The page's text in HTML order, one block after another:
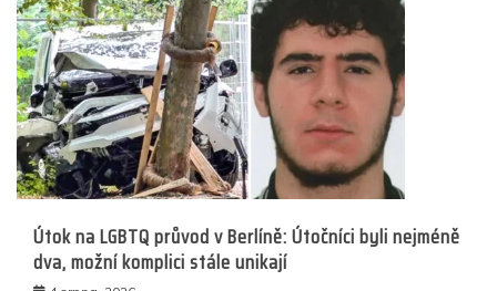
Útok na LGBTQ průvod v Berlíně: Útočníci byli nejméně
dva, možní komplici stále unikají